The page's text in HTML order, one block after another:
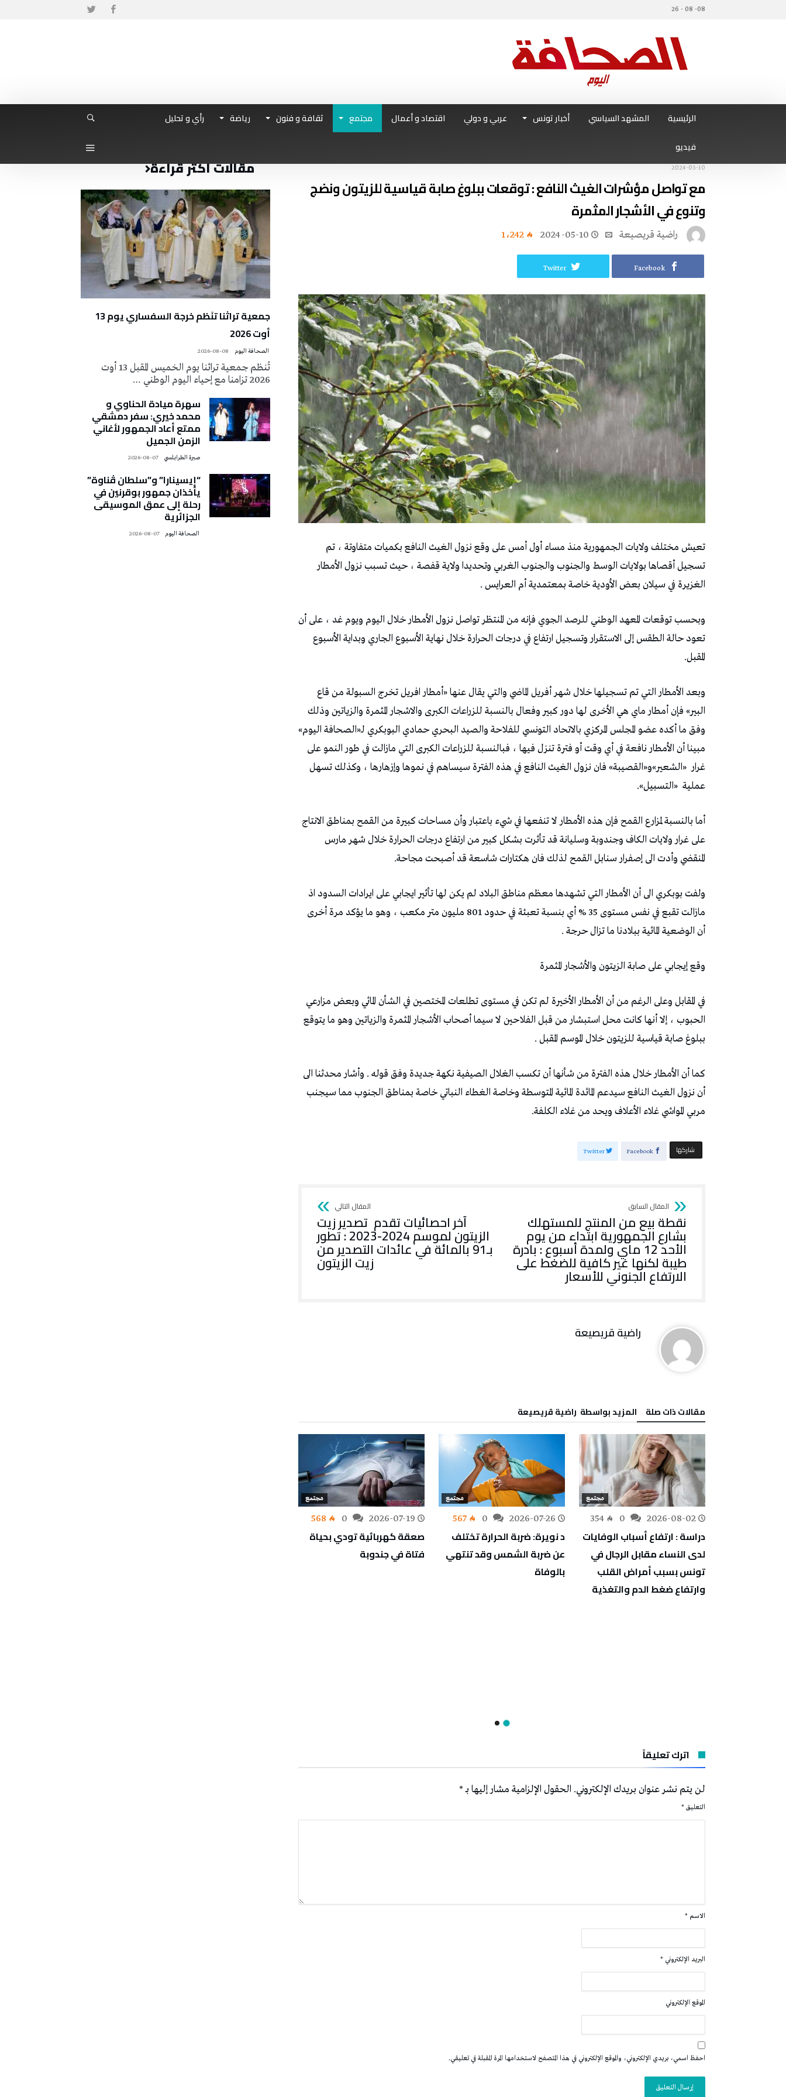
08- 08 - 26
الرئيسية المشهد السياسي أخبار تونس عربي و دولي اقتصاد و أعمال مجتمع ثقافة و فنون رياضة
رأي و تحليل
فيديو
2024-05-10
مع تواصل مؤشرات الغيث النافع : توقعات ببلوغ صابة قياسية للزيتون ونضج
وتنوع في الأشجار المثمرة
راضية قريصيعة 2024-05-10 1٬242
Facebook
Twitter
تعيش مختلف ولايات الجمهورية منذ مساء أول أمس على وقع نزول الغيث النافع بكميات متفاوتة ، تم
تسجيل أقصاها بولايات الوسط والجنوب والجنوب الغربي وتحديدا ولاية قفصة ، حيث تسبب نزول الأمطار
الغزيرة في سيلان بعض الأودية خاصة بمعتمدية أم العرايس .
وبحسب توقعات المعهد الوطني للرصد الجوي فإنه من المنتظر تواصل نزول الأمطار خلال اليوم ويوم غد ، على أن
تعود حالة الطقس إلى الاستقرار وتسجيل ارتفاع في درجات الحرارة خلال نهاية الأسبوع الجاري وبداية الأسبوع
المقبل.
وبعد الأمطار التي تم تسجيلها خلال شهر أفريل الماضي والتي يقال عنها «أمطار افريل تخرج السبولة من قاع
البير» فإن أمطار ماي هي الأخرى لها دور كبير وفعال بالنسبة للزراعات الكبرى والاشجار المثمرة والزياتين وذلك
وفق ما أكده عضو المجلس المركزي بالاتحاد التونسي للفلاحة والصيد البحري حمادي البوبكري لـ«الصحافة اليوم»
مبينا أن الأمطار نافعة في أي وقت أو فترة تنزل فيها ، فبالنسبة للزراعات الكبرى التي مازالت في طور النمو على
غرار «الشعير»و«القصيبة» فان نزول الغيث النافع في هذه الفترة سيساهم في نموها وإزهارها ، وكذلك تسهل
عملية «التسبيل».
أما بالنسبة لمزارع القمح فإن هذه الأمطار لا تنفعها في شيء باعتبار وأن مساحات كبيرة من القمح بمناطق الانتاج
على غرار ولايات الكاف وجندوبة وسليانة قد تأثرت بشكل كبير من ارتفاع درجات الحرارة خلال شهر مارس
المنقضي وأدت الى إصفرار سنابل القمح لذلك فان هكتارات شاسعة قد أصبحت مجاحة.
ولفت بوبكري الى أن الأمطار التي تشهدها معظم مناطق البلاد لم يكن لها تأثير ايجابي على ايرادات السدود اذ
مازالت تقبع في نفس مستوى 35 % أي بنسبة تعبئة في حدود 801 مليون متر مكعب ، وهو ما يؤكد مرة أخرى
أن الوضعية المائية ببلادنا ما تزال حرجة .
وقع إيجابي على صابة الزيتون والأشجار المثمرة
في المقابل وعلى الرغم من أن الأمطار الأخيرة لم تكن في مستوى تطلعات المختصين في الشأن المائي وبعض مزارعي
الحبوب ، إلا أنها كانت محل استبشار من قبل الفلاحين لا سيما أصحاب الأشجار المثمرة والزياتين وهو ما يتوقع
ببلوغ صابة قياسية للزيتون خلال الموسم المقبل .
كما أن الأمطار خلال هذه الفترة من شأنها أن تكسب الغلال الصيفية نكهة جديدة وفق قوله . وأشار محدثنا الى
أن نزول الغيث النافع سيدعم المائدة المائية المتوسطة وخاصة الغطاء النباتي خاصة بمناطق الجنوب مما سيجنب
مربي المواشي غلاء الأعلاف ويحد من غلاء الكلفة.
‫‫ شاركها‬ Facebook
Twitter
نقطة بيع من المنتج للمستهلك
بشارع الجمهورية ابتداء من يوم
الأحد 12 ماي ولمدة أسبوع : بادرة
طيبة لكنها غير كافية للضغط على
الارتفاع الجنوني للأسعار
آخر احصائيات تقدم تصدير زيت
الزيتون لموسم 2024-2023 : تطور
بـ91 بالمائة في عائدات التصدير من
زيت الزيتون
راضية قريصيعة
‫مقالات ذات صلة‬ ‫‫المزيد بواسطة‬ ‬ راضية قريصيعة
مجتمع
2026-08-02
354
دراسة : ارتفاع أسباب الوفايات
لدى النساء مقابل الرجال في
تونس بسبب أمراض القلب
وارتفاع ضغط الدم والتغذية
مجتمع
2026-07-26
567
د نويرة: ضربة الحرارة تختلف
عن ضربة الشمس وقد تنتهي
بالوفاة
مجتمع
2026-07-19
568
صعقة كهربائية تودي بحياة
فتاة في جندوبة
اترك تعليقاً
لن يتم نشر عنوان بريدك الإلكتروني. الحقول الإلزامية مشار إليها بـ*
التعليق *
الاسم *
البريد الإلكتروني *
الموقع الإلكتروني
احفظ اسمي، بريدي الإلكتروني، والموقع الإلكتروني في هذا المتصفح لاستخدامها المرة المقبلة في تعليقي.
مقالات أكثر قراءة
جمعية تراثنا تنَظم خرجة السفساري يوم 13
أوت 2026
2026-08-08
تُنظم جمعية تراثنا يوم الخميس المقبل 13 أوت
2026 تزامنا مع إحياء اليوم الوطني …
سهرة ميادة الحناوي و
محمد خيري: سفر دمشقي
ممتع أعاد الجمهور لأغاني
الزمن الجميل
صبرة الطرابلسي 2026-08-07
“إيسينارا” و”سلطان ڤناوة”
يأخذان جمهور بوقرنين في
رحلة إلى عمق الموسيقى
الجزائرية
2026-08-07